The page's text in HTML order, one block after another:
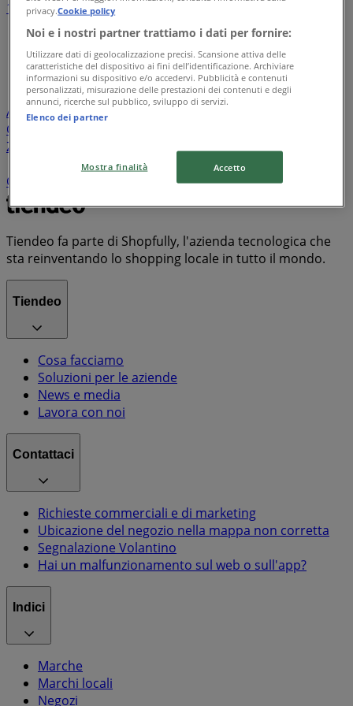
1 345
35
Lidl
Eurospin Conad Coop MD Esselunga
Unieuro
Maury's Risparmio Casa Decò
Conad Superstore
KiK Spazio Conad
Tigotà
Acqua & Sapone
PENNY Euronics
Centesimo
Zara
Conad City Il Gigante Expert
Aldi Sisa Trony Kymco
Carrefour Market
Valleverde Vodafone PrimoPrezzo
Tiendeo fa parte di Shopfully, l'azienda tecnologica che
sta reinventando lo shopping locale in tutto il mondo.
Tiendeo
Cosa facciamo
Soluzioni per le aziende
News e media
Lavora con noi
Contattaci
Richieste commerciali e di marketing
Ubicazione del negozio nella mappa non corretta
Segnalazione Volantino
Hai un malfunzionamento sul web o sull'app?
Indici
Marche
Marchi locali
Negozi
privacy.Cookie policy
Noi e i nostri partner trattiamo i dati per fornire:
Utilizzare dati di geolocalizzazione precisi. Scansione attiva delle
caratteristiche del dispositivo ai fini dell’identificazione. Archiviare
informazioni su dispositivo e/o accedervi. Pubblicità e contenuti
personalizzati, misurazione delle prestazioni dei contenuti e degli
annunci, ricerche sul pubblico, sviluppo di servizi.
Elenco dei partner
Mostra finalità Accetto